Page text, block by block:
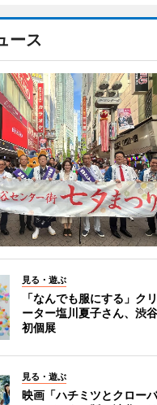
ース
見る・遊ぶ
「なんでも服にする」ク
ーター塩川夏子さん、渋
初個展
見る・遊ぶ
映画「ハチミツとクローバ